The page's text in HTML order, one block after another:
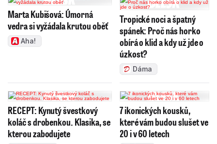
Marta Kubišová: Úmorná
vedra si vyžádala krutou oběť
Aha!
Tropické noci a špatný
spánek: Proč nás horko
obírá o klid a kdy už jde o
úzkost?
Dáma
RECEPT: Kynutý švestkový
koláč s drobenkou. Klasika, se
kterou zabodujete
7 ikonických kousků,
které vám budou slušet ve
20 i v 60 letech